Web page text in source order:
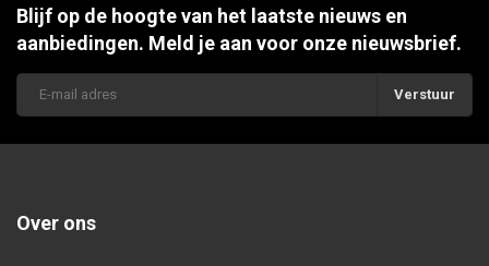
Blijf op de hoogte van het laatste nieuws en
aanbiedingen. Meld je aan voor onze nieuwsbrief.
Verstuur
Over ons